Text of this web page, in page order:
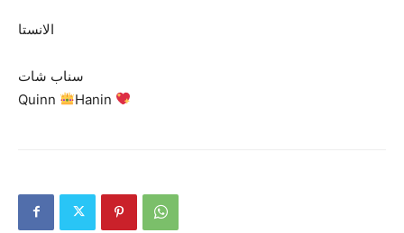
الانستا
سناب شات
Quinn
Hanin